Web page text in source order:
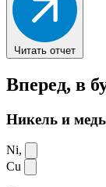
Читать отчет
Вперед, в
Никель и
Ni,
Cu